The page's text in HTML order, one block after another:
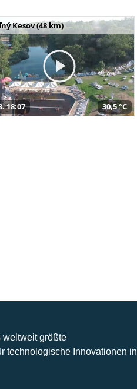
Kesov (48 km)
18:07 30,5 °C
weltweit größte
technologische Innovationen in